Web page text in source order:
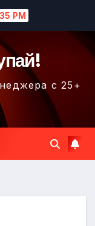
PM
с 25+